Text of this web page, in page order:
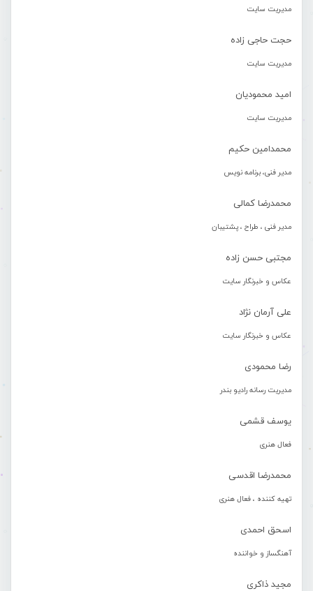
مدیریت سایت
حجت حاجی زاده
مدیریت سایت
امید محمودیان
مدیریت سایت
محمدامین حکیم
مدیر فنی، برنامه نویس
محمدرضا کمالی
مدیر فنی ، طراح ، پشتیبان
مجتبی حسن زاده
عکاس و خبرنگار سایت
علی آرمان نژاد
عکاس و خبرنگار سایت
رضا محمودی
مدیریت رسانه رادیو بندر
یوسف قشمی
فعال هنری
محمدرضا اقدسی
تهیه کننده ، فعال هنری
اسحق احمدی
آهنگساز و خواننده
مجید ذاکری